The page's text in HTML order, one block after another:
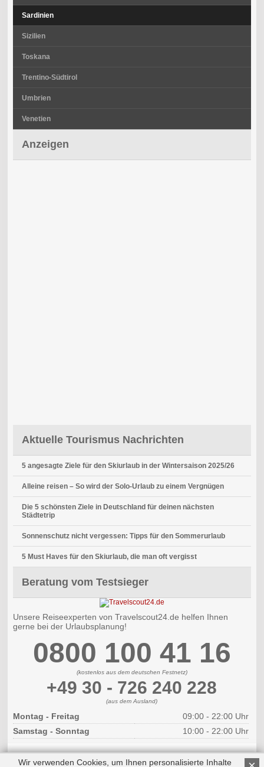
Sardinien
Sizilien
Toskana
Trentino-Südtirol
Umbrien
Venetien
Anzeigen
Aktuelle Tourismus Nachrichten
5 angesagte Ziele für den Skiurlaub in der Wintersaison 2025/26
Alleine reisen – So wird der Solo-Urlaub zu einem Vergnügen
Die 5 schönsten Ziele in Deutschland für deinen nächsten
Städtetrip
Sonnenschutz nicht vergessen: Tipps für den Sommerurlaub
5 Must Haves für den Skiurlaub, die man oft vergisst
Beratung vom Testsieger
Unsere Reiseexperten von Travelscout24.de helfen Ihnen
gerne bei der Urlaubsplanung!
0800 100 41 16
(kostenlos aus dem deutschen Festnetz)
+49 30 - 726 240 228
(aus dem Ausland)
Montag - Freitag
09:00 - 22:00 Uhr
Samstag - Sonntag
10:00 - 22:00 Uhr
Wir verwenden Cookies, um Ihnen personalisierte Inhalte